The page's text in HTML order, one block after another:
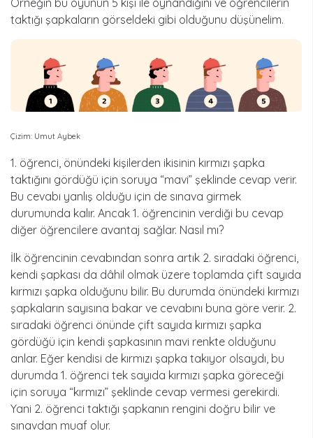
taktığı şapkaların görseldeki gibi olduğunu düşünelim.
Çizim: Umut Aybek
1. öğrenci, önündeki kişilerden ikisinin kırmızı şapka
taktığını gördüğü için soruya “mavi” şeklinde cevap verir.
Bu cevabı yanlış olduğu için de sınava girmek
durumunda kalır. Ancak 1. öğrencinin verdiği bu cevap
diğer öğrencilere avantaj sağlar. Nasıl mı?
İlk öğrencinin cevabından sonra artık 2. sıradaki öğrenci,
kendi şapkası da dâhil olmak üzere toplamda çift sayıda
kırmızı şapka olduğunu bilir. Bu durumda önündeki kırmızı
şapkaların sayısına bakar ve cevabını buna göre verir. 2.
sıradaki öğrenci önünde çift sayıda kırmızı şapka
gördüğü için kendi şapkasının mavi renkte olduğunu
anlar. Eğer kendisi de kırmızı şapka takıyor olsaydı, bu
durumda 1. öğrenci tek sayıda kırmızı şapka göreceği
için soruya “kırmızı” şeklinde cevap vermesi gerekirdi.
Yani 2. öğrenci taktığı şapkanın rengini doğru bilir ve
sınavdan muaf olur.